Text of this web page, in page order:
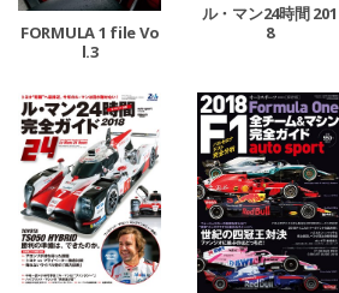
FORMULA 1 file Vo
l.3
ル・マン24時間 201
8